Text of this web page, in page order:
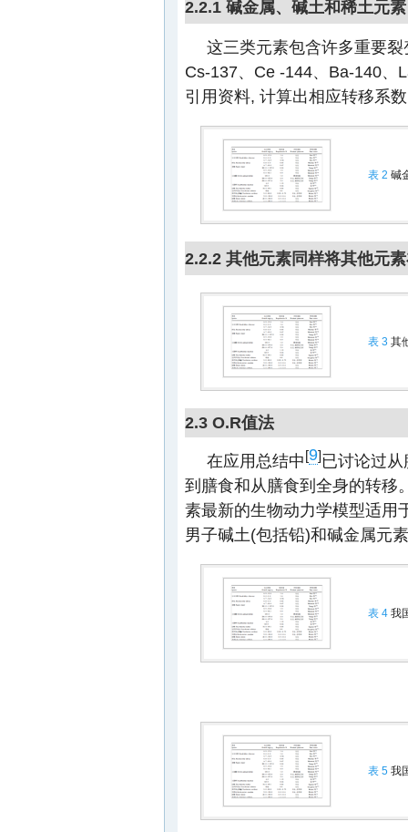
2.2.1 碱金属、碱土和稀土元素
这三类元素包含许多重要
Cs-137、Ce -144、Ba-140、
引用资料, 计算出相应转移系
表 2 碱
2.2.2 其他元素同样将其他元
表 3 其
2.3 O.R值法
在应用总结中[9]已讨论过
到膳食和从膳食到全身的转移
素最新的生物动力学模型适用
男子碱土(包括铅)和碱金属元
表 4我
表 5我